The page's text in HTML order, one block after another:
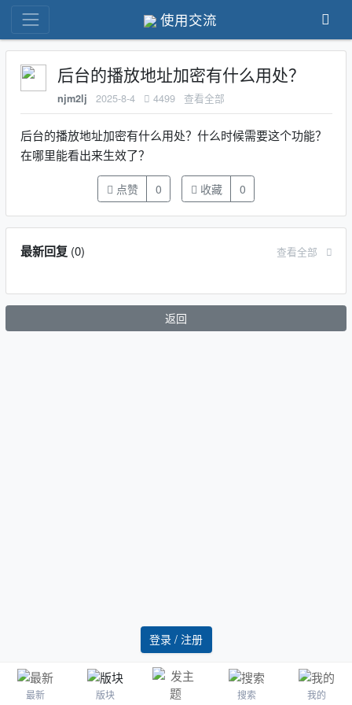
最新 版块 搜索 我的
登录 / 注册
使用交流
后台的播放地址加密有什么用处？
njm2lj 2025-8-4 4499 查看全部
后台的播放地址加密有什么用处？什么时候需要这个功能？
在哪里能看出来生效了？
点赞 0 收藏 0
最新回复(0) 查看全部
返回